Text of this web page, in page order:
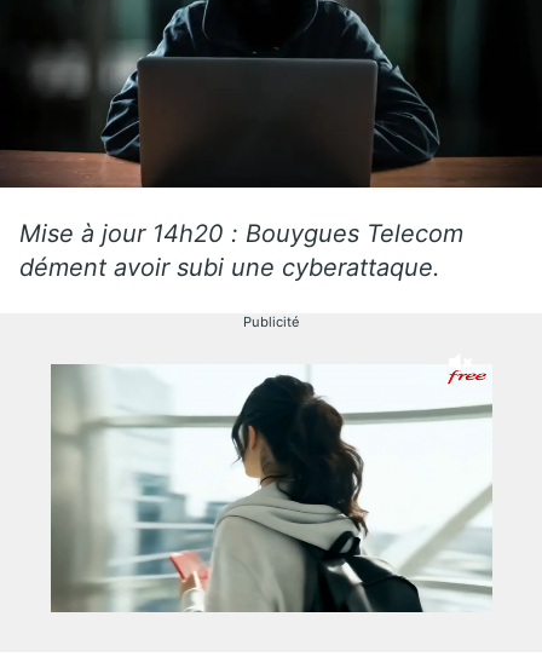
Mise à jour 14h20 : Bouygues Telecom
dément avoir subi une cyberattaque.
Publicité